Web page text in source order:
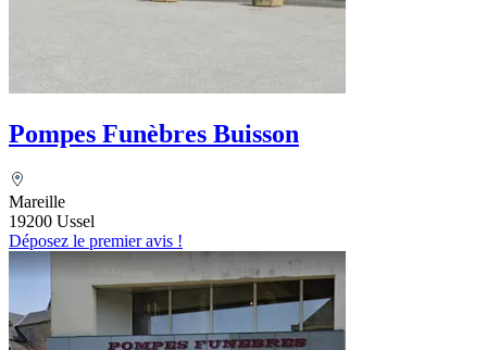
Pompes Funèbres Buisson
Mareille
19200 Ussel
Déposez le premier avis !